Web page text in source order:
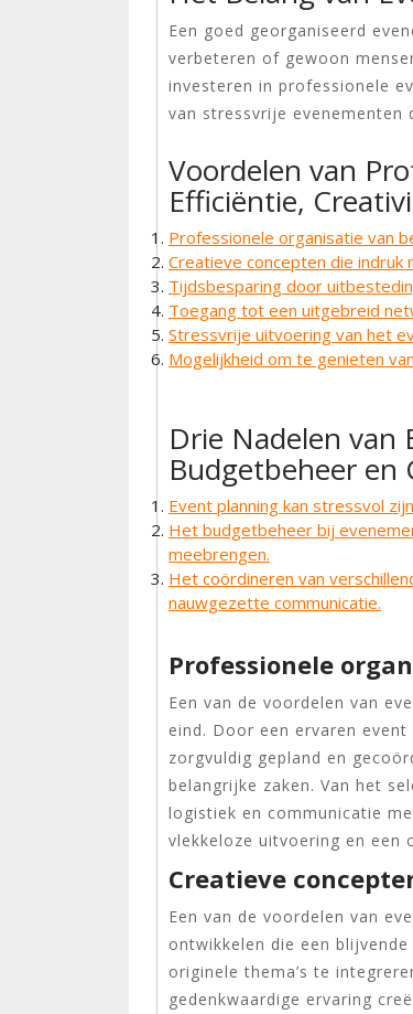
Een goed georganiseerd
verbeteren of gewoon
investeren in professionele
van stressvrije evenementen
Voordelen van
Efficiëntie,
Professionele organisatie van
Creatieve concepten die indruk
Tijdsbesparing door
Toegang tot een uitgebreid
Stressvrije uitvoering van het
Mogelijkheid om te genieten
Drie Nadelen van
Budgetbeheer en
Event planning kan stressvol
Het budgetbeheer bij
meebrengen.
Het coördineren van
nauwgezette communicatie.
Professionele
Een van de voordelen van
eind. Door een ervaren
zorgvuldig gepland en
belangrijke zaken. Van het
logistiek en communicatie
vlekkeloze uitvoering en een
Creatieve
Een van de voordelen van
ontwikkelen die een
originele thema’s te
gedenkwaardige ervaring